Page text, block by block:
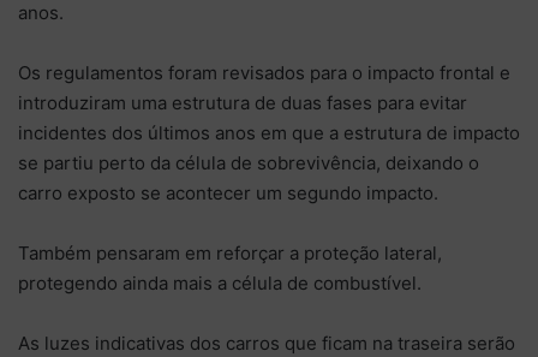
anos.
Os regulamentos foram revisados para o impacto frontal e
introduziram uma estrutura de duas fases para evitar
incidentes dos últimos anos em que a estrutura de impacto
se partiu perto da célula de sobrevivência, deixando o
carro exposto se acontecer um segundo impacto.
Também pensaram em reforçar a proteção lateral,
protegendo ainda mais a célula de combustível.
As luzes indicativas dos carros que ficam na traseira serão